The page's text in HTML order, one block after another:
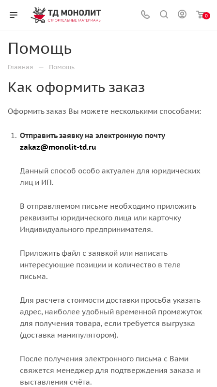
0
Помощь
Главная — Помощь
Как оформить заказ
Оформить заказ Вы можете несколькими способами:
Отправить заявку на электронную почту
zakaz@monolit-td.ru
Данный способ особо актуален для юридических
лиц и ИП.
В отправляемом письме необходимо приложить
реквизиты юридического лица или карточку
Индивидуального предпринимателя.
Приложить файл с заявкой или написать
интересующие позиции и количество в теле
письма.
Для расчета стоимости доставки просьба указать
адрес, наиболее удобный временной промежуток
для получения товара, если требуется выгрузка
(доставка манипулятором).
После получения электронного письма с Вами
свяжется менеджер для подтверждения заказа и
выставления счёта.